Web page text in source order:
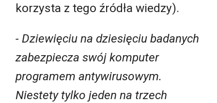
korzysta z tego źródła wiedzy).
- Dziewięciu na dziesięciu badanych
zabezpiecza swój komputer
programem antywirusowym.
Niestety tylko jeden na trzech